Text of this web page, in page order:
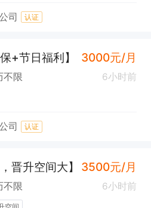
司 认证
+节日福利】 3000元/月
不限 6小时前
司 认证
晋升空间大】 3500元/月
不限 6小时前